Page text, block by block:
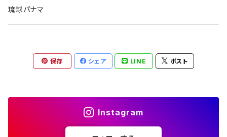
CASQUETTE / キャスケット
HUNTING / ハンチング
OTHER / その他
OUTLET / アウトレット
CAP / キャップ
KNIT / ニット
OUTLET / アウトレット
琉球パナマ
保存 シェア LINE ポスト
Instagram